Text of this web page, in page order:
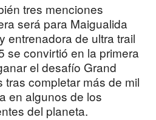
tres menciones
será para Maigualida
entrenadora de ultra trail
se convirtió en la primera
el desafío Grand
tras completar más de mil
en algunos de los
del planeta.